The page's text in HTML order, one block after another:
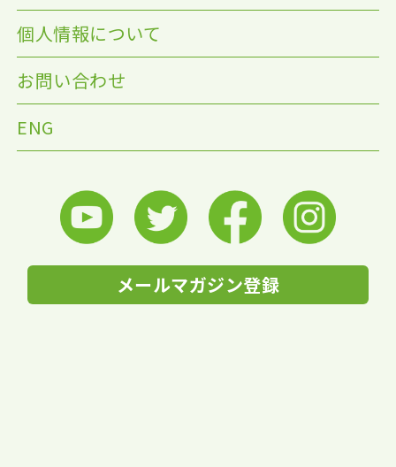
個人情報について
お問い合わせ
ENG
メールマガジン登録